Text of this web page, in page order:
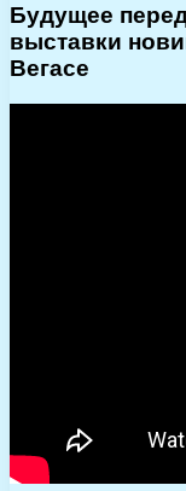
Будущее
выставки
Вегасе